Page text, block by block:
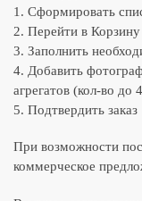
1. Сформировать
2. Перейти в
3. Заполнить
4. Добавить
агрегатов (кол-во до
5. Подтвердить заказ
При возможности
коммерческое